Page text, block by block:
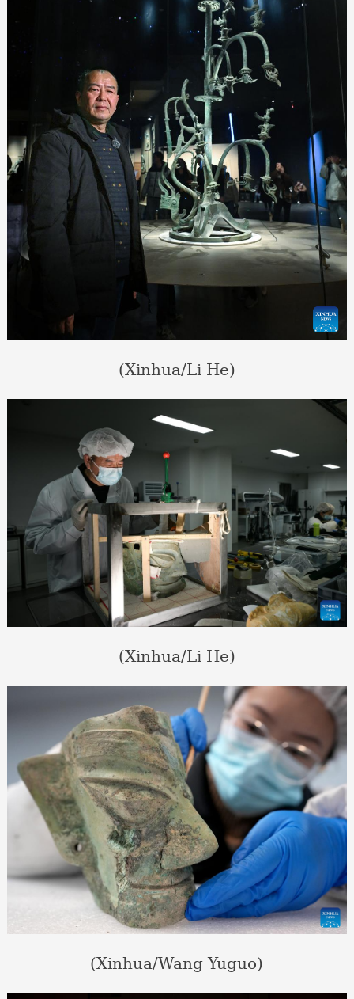
(Xinhua/Li He)
(Xinhua/Li He)
(Xinhua/Wang Yuguo)